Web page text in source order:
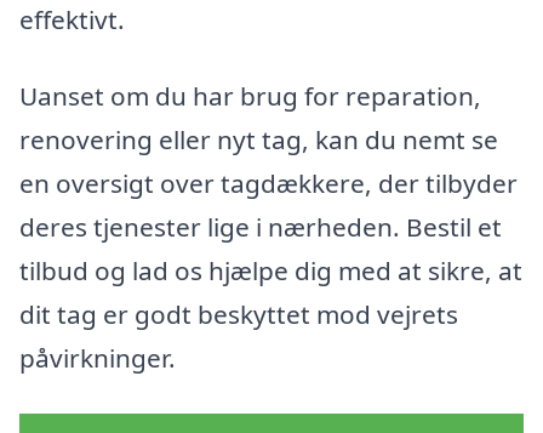
effektivt.
Uanset om du har brug for reparation,
renovering eller nyt tag, kan du nemt se
en oversigt over tagdækkere, der tilbyder
deres tjenester lige i nærheden. Bestil et
tilbud og lad os hjælpe dig med at sikre, at
dit tag er godt beskyttet mod vejrets
påvirkninger.